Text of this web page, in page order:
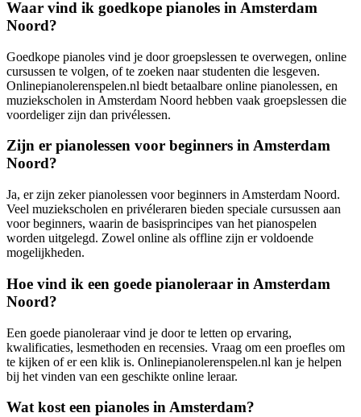
Waar vind ik goedkope pianoles in Amsterdam
Noord?
Goedkope pianoles vind je door groepslessen te overwegen, online
cursussen te volgen, of te zoeken naar studenten die lesgeven.
Onlinepianolerenspelen.nl biedt betaalbare online pianolessen, en
muziekscholen in Amsterdam Noord hebben vaak groepslessen die
voordeliger zijn dan privélessen.
Zijn er pianolessen voor beginners in Amsterdam
Noord?
Ja, er zijn zeker pianolessen voor beginners in Amsterdam Noord.
Veel muziekscholen en privéleraren bieden speciale cursussen aan
voor beginners, waarin de basisprincipes van het pianospelen
worden uitgelegd. Zowel online als offline zijn er voldoende
mogelijkheden.
Hoe vind ik een goede pianoleraar in Amsterdam
Noord?
Een goede pianoleraar vind je door te letten op ervaring,
kwalificaties, lesmethoden en recensies. Vraag om een proefles om
te kijken of er een klik is. Onlinepianolerenspelen.nl kan je helpen
bij het vinden van een geschikte online leraar.
Wat kost een pianoles in Amsterdam?